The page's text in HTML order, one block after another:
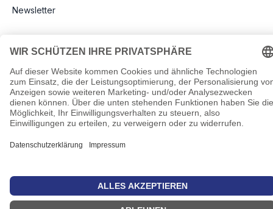
Newsletter
Rechtliche Angaben
Impressum
AGB
Datenschutz
Pflichtangaben nach Verordnung (EU) 2019/1782